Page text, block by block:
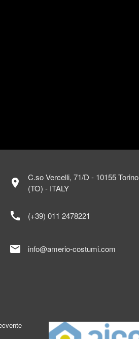
location_on
C.so Vercelli, 71/D - 10155 Torino
(TO) - ITALY
call (+39) 011 2478221
mail info@amerio-costumi.com